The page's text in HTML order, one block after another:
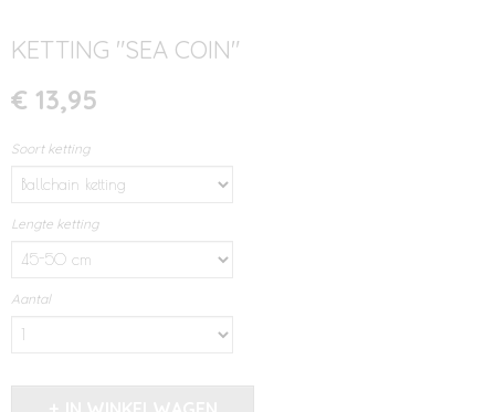
KETTING "SEA COIN"
€ 13,95
Soort ketting
Lengte ketting
Aantal